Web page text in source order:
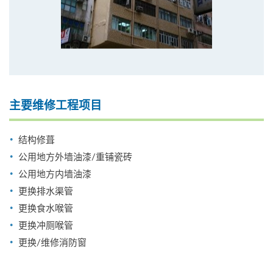
主要维修工程项目
结构修葺
公用地方外墙油漆/重铺瓷砖
公用地方内墙油漆
更换排水渠管
更换食水喉管
更换冲厕喉管
更换/维修消防窗